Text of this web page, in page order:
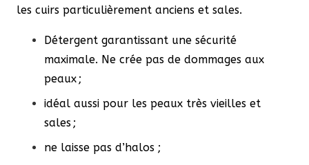
les cuirs particulièrement anciens et sales.
Détergent garantissant une sécurité
maximale. Ne crée pas de dommages aux
peaux ;
idéal aussi pour les peaux très vieilles et
sales ;
ne laisse pas d’halos ;